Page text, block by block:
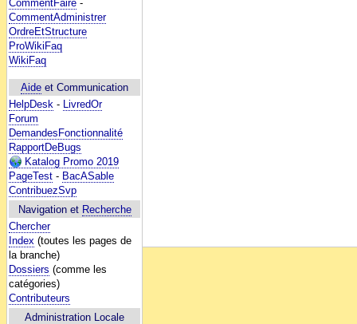
CommentFaire -
CommentAdministrer
OrdreEtStructure
ProWikiFaq
WikiFaq
Aide et Communication
HelpDesk - LivredOr
Forum
DemandesFonctionnalité
RapportDeBugs
Katalog Promo 2019
PageTest - BacASable
ContribuezSvp
Navigation et Recherche
Chercher
Index (toutes les pages de
la branche)
Dossiers (comme les
catégories)
Contributeurs
Administration Locale